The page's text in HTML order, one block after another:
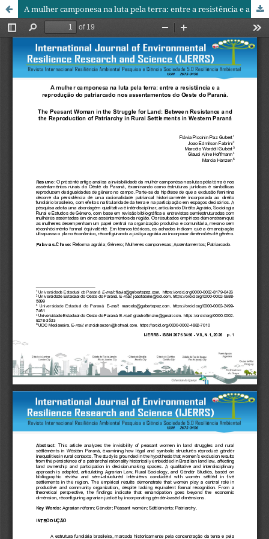
A mulher camponesa na luta pela terra: entre a resistência e a reprodução do patriarcado nos assentamentos do Oeste do Paraná